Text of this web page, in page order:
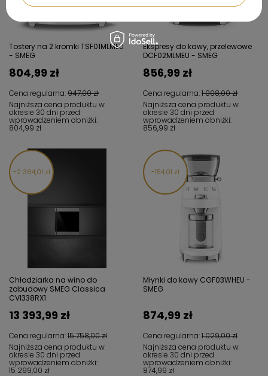
Tostery na 2 kromki TSF01MLMEU
- SMEG
Cena regularna:947,00 zł
804,99 zł
Najniższa cena produktu w
okresie 30 dni przed
wprowadzeniem obniżki:
804,99 zł
Ekspresy do kawy, przelewowe
DCF02MLMEU - SMEG
Cena regularna:1 008,00 zł
856,99 zł
Najniższa cena produktu w
okresie 30 dni przed
wprowadzeniem obniżki:
856,99 zł
2 364,01 zł
Chłodziarka na wino do
zabudowy SMEG Classica
CVI338RX1
Cena regularna:15 758,00 zł
13 393,99 zł
Najniższa cena produktu w
okresie 30 dni przed
wprowadzeniem obniżki:
15 299,00 zł
154,01 zł
Młynki do kawy CGF03WHEU -
SMEG
Cena regularna:1 029,00 zł
874,99 zł
Najniższa cena produktu w
okresie 30 dni przed
wprowadzeniem obniżki:
874,99 zł